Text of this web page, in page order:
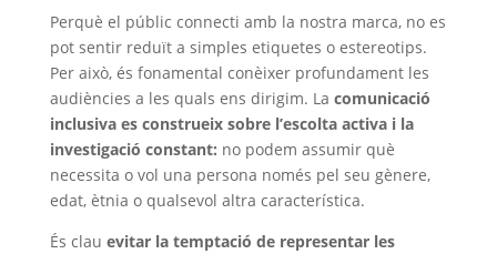
Perquè el públic connecti amb la nostra marca, no es
pot sentir reduït a simples etiquetes o estereotips.
Per això, és fonamental conèixer profundament les
audiències a les quals ens dirigim. La comunicació
inclusiva es construeix sobre l’escolta activa i la
investigació constant: no podem assumir què
necessita o vol una persona només pel seu gènere,
edat, ètnia o qualsevol altra característica.
És clau evitar la temptació de representar les